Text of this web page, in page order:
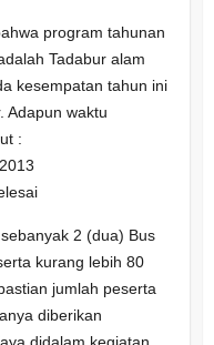
program tahunan
Tadabur alam
kesempatan tahun ini
Adapun waktu
:
2 (dua) Bus
kurang lebih 80
jumlah peserta
diberikan